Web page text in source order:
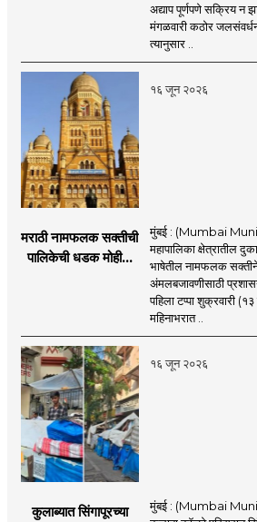
निर्बंध
अद्याप पूर्णपणे सक्रिय न
मंगळवारी कठोर
त्यानुसार ..
१६ जून २०२६
मराठी नामफलक सक्तीची
पालिकेची धडक मोहीम;
मुंबई : (Mumbai
महापालिका क्षेत्रातील
भाषेतील नामफलक सक्तीने
अंमलबजावणीसाठी
पहिला टप्पा शुक्रवारी
महिनाभरात ..
१६ जून २०२६
कुलाब्यात सिंगापूरच्या
मुंबई : (Mumbai